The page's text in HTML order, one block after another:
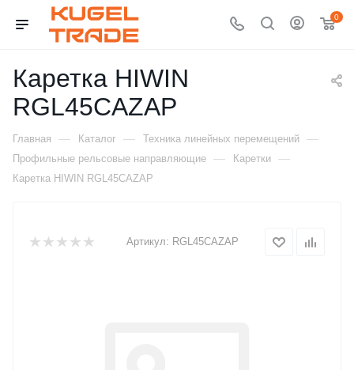
0
Каретка HIWIN
RGL45CAZAP
Главная — Каталог — Техника линейных перемещений —
Профильные рельсовые направляющие — Каретки —
Каретка HIWIN RGL45CAZAP
Артикул: RGL45CAZAP